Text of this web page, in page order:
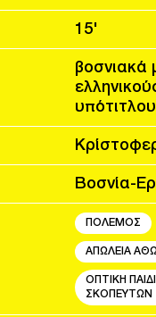
15'
βοσνιακά
Βοσνία-
ΠΟΛΕΜΟΣ
ΑΠΩΛΕΙΑ
ΟΠΤΙΚΗ
ΣΚΟΠΕΥΤΩΝ